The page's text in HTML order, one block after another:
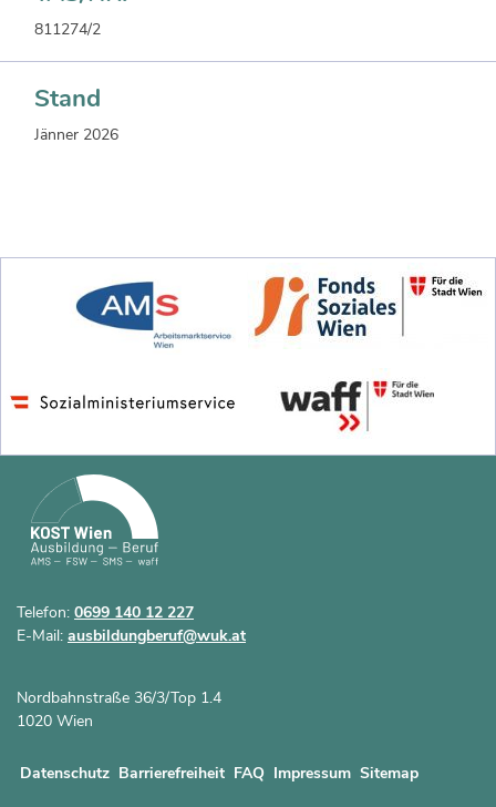
811274/2
Stand
Jänner 2026
Nordbahnstraße 36/3/Top 1.4
1020 Wien
Telefon: 0699 140 12 227
E-Mail: ausbildungberuf@wuk.at
Datenschutz Barrierefreiheit FAQ Impressum Sitemap